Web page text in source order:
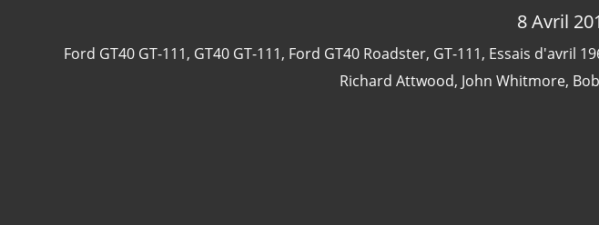
8 Avril
Ford GT40 GT-111, GT40 GT-111, Ford GT40 Roadster, GT-111, Essais d'avril
Richard Attwood, John Whitmore,